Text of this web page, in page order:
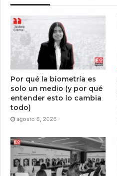
Por qué la biometría es
solo un medio (y por qué
entender esto lo cambia
todo)
agosto 6, 2026